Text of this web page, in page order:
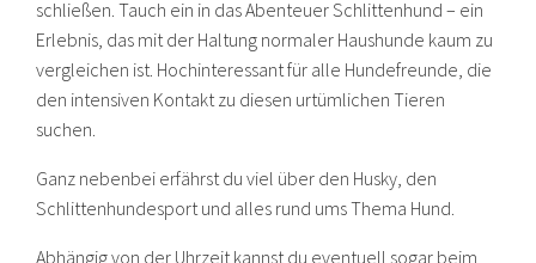
schließen. Tauch ein in das Abenteuer Schlittenhund – ein
Erlebnis, das mit der Haltung normaler Haushunde kaum zu
vergleichen ist. Hochinteressant für alle Hundefreunde, die
den intensiven Kontakt zu diesen urtümlichen Tieren
suchen.
Ganz nebenbei erfährst du viel über den Husky, den
Schlittenhundesport und alles rund ums Thema Hund.
Abhängig von der Uhrzeit kannst du eventuell sogar beim